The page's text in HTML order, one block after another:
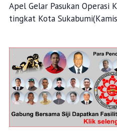
Apel Gelar Pasukan Operasi
tingkat Kota